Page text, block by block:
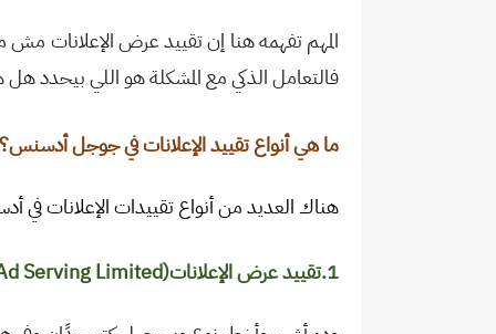
المهم تفهمه هنا إن تقييد عرض الإعلانات
فالتعامل الذكي مع المشكلة هو اللي بيحدد هل
ما هي أنواع تقييد الإعلانات في جوجل أدسنس؟
هناك العديد من أنواع تقييدات الإعلانات
1.تقييد عرض الإعلانات Serving Limited)